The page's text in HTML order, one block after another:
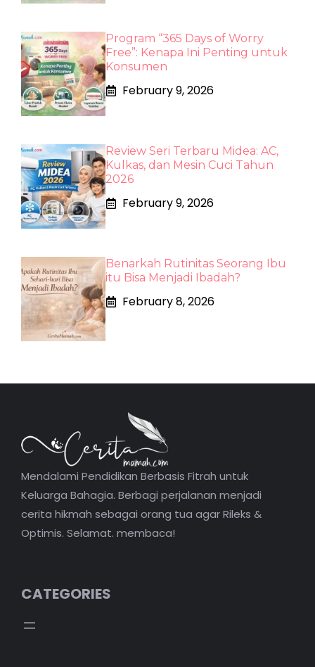
Program “365 Days of Worry
Free”: Kenapa Ini Penting untuk
Konsumen
February 9, 2026
Review Seri Terbaru Midea: AC,
Kulkas, dan Mesin Cuci Tahun
2026
February 9, 2026
Benarkah Rutinitas Seorang Ibu
itu Bisa Menjadi Ibadah?
February 8, 2026
Mendalami Pendidikan Berbasis Fitrah untuk
Keluarga Bahagia. Berbagi perjalanan menjadi
cerita hikmah sebagai orang tua agar Rileks &
Optimis. Selamat. membaca!
CATEGORIES